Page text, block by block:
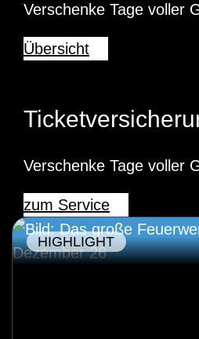
Verschenke Tage voller
Übersicht
Verschenke Tage voller
zum Service
HIGHLIGHT